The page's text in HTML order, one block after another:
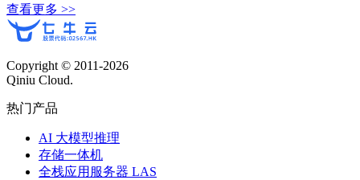
查看更多 >>
Copyright © 2011-2026
Qiniu Cloud.
热门产品
AI 大模型推理
存储一体机
全栈应用服务器 LAS